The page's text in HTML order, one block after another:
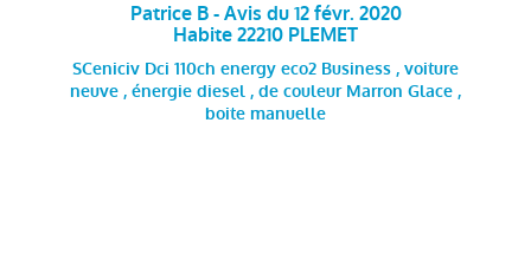
Patrice B - Avis du 12 févr. 2020
Habite 22210 PLEMET
SCeniciv Dci 110ch energy eco2 Business , voiture
neuve , énergie diesel , de couleur Marron Glace ,
boite manuelle